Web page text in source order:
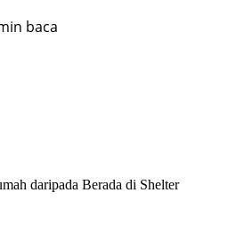
baca
daripada Berada di Shelter